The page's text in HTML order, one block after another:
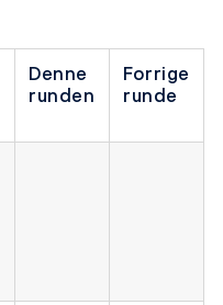
Denne
runden
Forrige
runde